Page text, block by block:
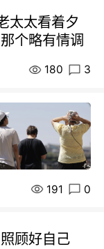
太太看着夕
个略有情调
180 3
191 0
顾好自己